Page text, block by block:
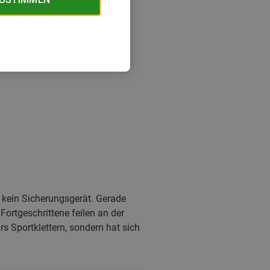
Sicherungsgerät. Gerade
feilen an der
Sportklettern, sondern hat sich